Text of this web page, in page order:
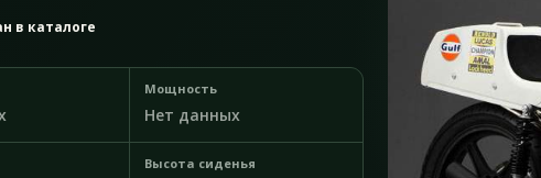
в каталоге
Мощность
Нет данных
Высота сиденья